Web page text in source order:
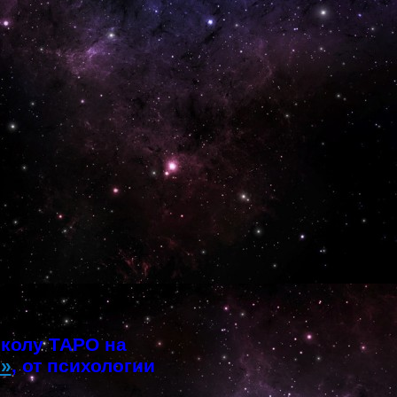
ТАРО на
, от психологии